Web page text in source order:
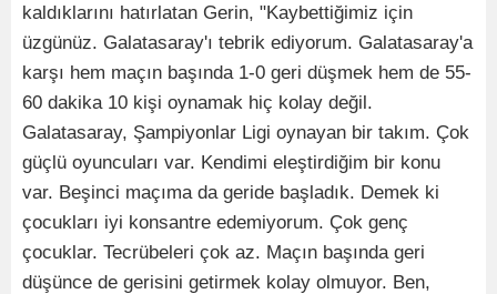
kaldıklarını hatırlatan Gerin, "Kaybettiğimiz için
üzgünüz. Galatasaray'ı tebrik ediyorum. Galatasaray'a
karşı hem maçın başında 1-0 geri düşmek hem de 55-
60 dakika 10 kişi oynamak hiç kolay değil.
Galatasaray, Şampiyonlar Ligi oynayan bir takım. Çok
güçlü oyuncuları var. Kendimi eleştirdiğim bir konu
var. Beşinci maçıma da geride başladık. Demek ki
çocukları iyi konsantre edemiyorum. Çok genç
çocuklar. Tecrübeleri çok az. Maçın başında geri
düşünce de gerisini getirmek kolay olmuyor. Ben,